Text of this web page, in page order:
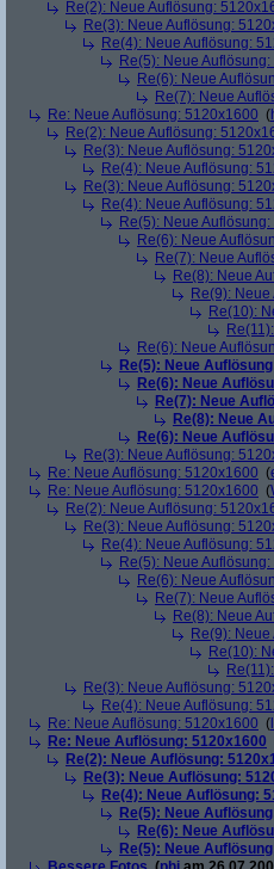
Re(2): Neue Auflösung:
Re(3): Neue Auflösung:
Re(4): Neue Auflösung:
Re(5): Neue
Re(6): Neue
Re(7): Neue
Re: Neue Auflösung: 5120x1600 (
Re(2): Neue Auflösung:
Re(3): Neue Auflösung:
Re(4): Neue Auflösung:
Re(3): Neue Auflösung:
Re(4): Neue Auflösung:
Re(5): Neue
Re(6): Neue
Re(7): Neue
Re(8): Neue
Re(9):
Re(10):
Re(6): Neue
Re(5): Neue
Re(6): Neue
Re(7): Neue
Re(8): Neue
Re(6): Neue
Re(3): Neue Auflösung:
Re: Neue Auflösung: 5120x1600 (
Re: Neue Auflösung: 5120x1600 (
Re(2): Neue Auflösung:
Re(3): Neue Auflösung:
Re(4): Neue Auflösung:
Re(5): Neue
Re(6): Neue
Re(7): Neue
Re(8): Neue
Re(9):
Re(10):
Re(3): Neue Auflösung:
Re(4): Neue Auflösung:
Re: Neue Auflösung: 5120x1600 (
Re: Neue Auflösung: 5120x1600
Re(2): Neue Auflösung:
Re(3): Neue Auflösung:
Re(4): Neue Auflösung:
Re(5): Neue
Re(6): Neue
Re(5): Neue